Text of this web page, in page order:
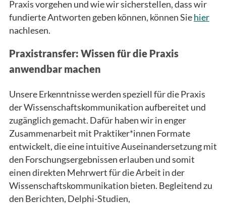
Praxis vorgehen und wie wir sicherstellen, dass wir
fundierte Antworten geben können, können Siehier
nachlesen.
Praxistransfer: Wissen für die Praxis
anwendbar machen
Unsere Erkenntnisse werden speziell für die Praxis
der Wissenschaftskommunikation aufbereitet und
zugänglich gemacht. Dafür haben wir in enger
Zusammenarbeit mit Praktiker*innen Formate
entwickelt, die eine intuitive Auseinandersetzung mit
den Forschungsergebnissen erlauben und somit
einen direkten Mehrwert für die Arbeit in der
Wissenschaftskommunikation bieten. Begleitend zu
den Berichten, Delphi-Studien,